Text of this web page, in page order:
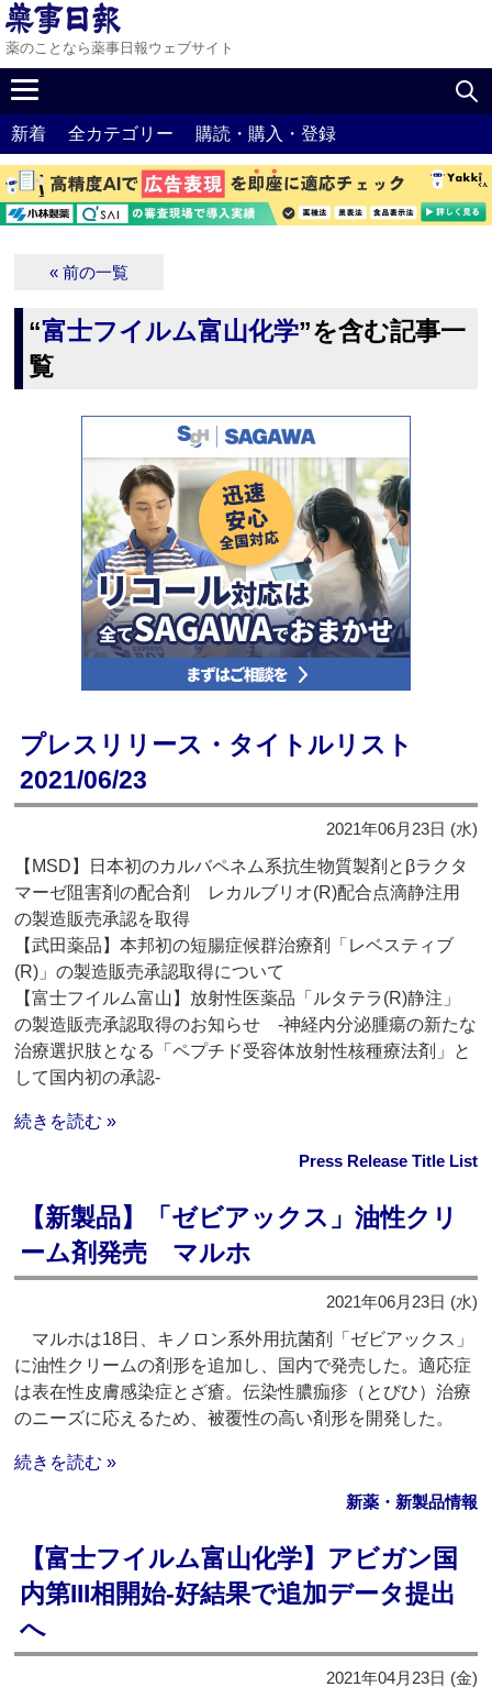
薬のことなら薬事日報ウェブサイト
新着 全カテゴリー 購読・購入・登録
« 前の一覧
“富士フイルム富山化学”を含む記事一
覧
プレスリリース・タイトルリスト
2021/06/23
2021年06月23日 (水)
【MSD】日本初のカルバペネム系抗生物質製剤とβラクタ
マーゼ阻害剤の配合剤 レカルブリオ(R)配合点滴静注用
の製造販売承認を取得
【武田薬品】本邦初の短腸症候群治療剤「レベスティブ
(R)」の製造販売承認取得について
【富士フイルム富山】放射性医薬品「ルタテラ(R)静注」
の製造販売承認取得のお知らせ ‐神経内分泌腫瘍の新たな
治療選択肢となる「ペプチド受容体放射性核種療法剤」と
して国内初の承認‐
続きを読む »
Press Release Title List
【新製品】「ゼビアックス」油性クリ
ーム剤発売 マルホ
2021年06月23日 (水)
マルホは18日、キノロン系外用抗菌剤「ゼビアックス」
に油性クリームの剤形を追加し、国内で発売した。適応症
は表在性皮膚感染症とざ瘡。伝染性膿痂疹（とびひ）治療
のニーズに応えるため、被覆性の高い剤形を開発した。
続きを読む »
新薬・新製品情報
【富士フイルム富山化学】アビガン国
内第III相開始‐好結果で追加データ提出
へ
2021年04月23日 (金)